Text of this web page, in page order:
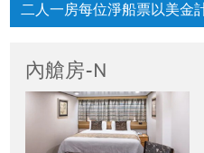
二人一房每位淨船票以美金
內艙房-N